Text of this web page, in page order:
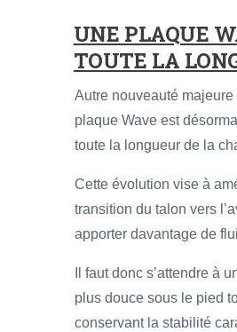
UNE PLAQUE
TOUTE LA
Autre nouveauté
plaque Wave est
toute la longueur de la
Cette évolution vise à
transition du talon vers
apporter davantage de
Il faut donc s’attendre à
plus douce sous le pied
conservant la stabilité